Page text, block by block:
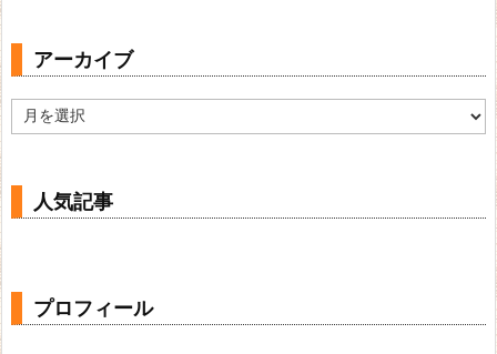
アーカイブ
ー
人気記事
プロフィール